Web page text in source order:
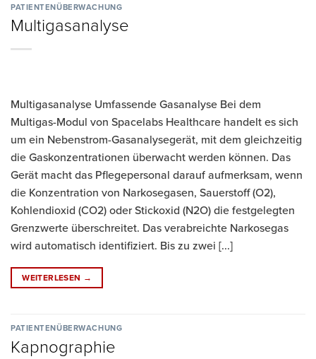
PATIENTENÜBERWACHUNG
Multigasanalyse
Multigasanalyse Umfassende Gasanalyse Bei dem
Multigas-Modul von Spacelabs Healthcare handelt es sich
um ein Nebenstrom-Gasanalysegerät, mit dem gleichzeitig
die Gaskonzentrationen überwacht werden können. Das
Gerät macht das Pflegepersonal darauf aufmerksam, wenn
die Konzentration von Narkosegasen, Sauerstoff (O2),
Kohlendioxid (CO2) oder Stickoxid (N2O) die festgelegten
Grenzwerte überschreitet. Das verabreichte Narkosegas
wird automatisch identifiziert. Bis zu zwei [...]
WEITERLESEN →
PATIENTENÜBERWACHUNG
Kapnographie